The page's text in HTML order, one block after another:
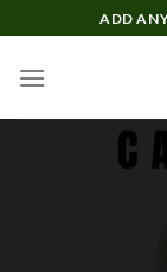
Inhalt
springen
ADD